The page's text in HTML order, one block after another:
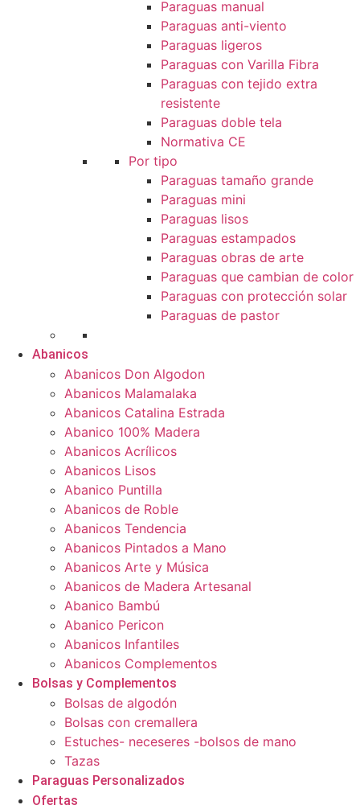
Paraguas manual
Paraguas anti-viento
Paraguas ligeros
Paraguas con Varilla Fibra
Paraguas con tejido extra
resistente
Paraguas doble tela
Normativa CE
Por tipo
Paraguas tamaño grande
Paraguas mini
Paraguas lisos
Paraguas estampados
Paraguas obras de arte
Paraguas que cambian de color
Paraguas con protección solar
Paraguas de pastor
Abanicos
Abanicos Don Algodon
Abanicos Malamalaka
Abanicos Catalina Estrada
Abanico 100% Madera
Abanicos Acrílicos
Abanicos Lisos
Abanico Puntilla
Abanicos de Roble
Abanicos Tendencia
Abanicos Pintados a Mano
Abanicos Arte y Música
Abanicos de Madera Artesanal
Abanico Bambú
Abanico Pericon
Abanicos Infantiles
Abanicos Complementos
Bolsas y Complementos
Bolsas de algodón
Bolsas con cremallera
Estuches- neceseres -bolsos de mano
Tazas
Paraguas Personalizados
Ofertas